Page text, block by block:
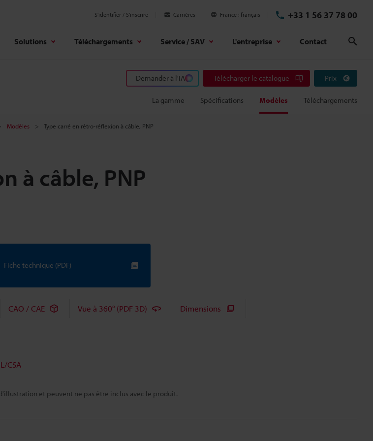
S'identifier / S’inscrire Carrières France français +33 1 56 37 78 00
Solutions Téléchargements Service / SAV L'entreprise Contact
Demander à l'IA Télécharger le catalogue Prix
La gamme Spécifications Modèles Téléchargements
Modèles Type carré en rétro-réflexion à câble, PNP
à câble, PNP
et peuvent ne pas être inclus avec le produit.
Fiche technique (PDF)
CAO / CAE Vue à 360° (PDF 3D)
Dimensions
CSA